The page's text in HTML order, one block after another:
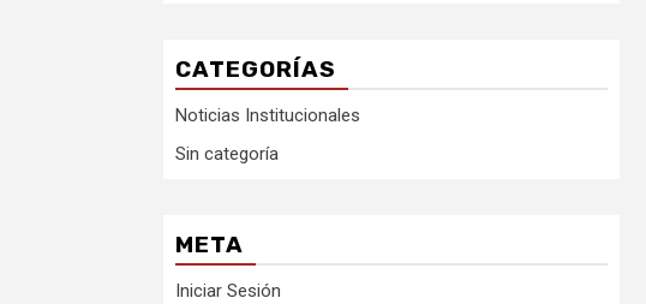
CATEGORÍAS
Noticias Institucionales
Sin categoría
META
Iniciar Sesión